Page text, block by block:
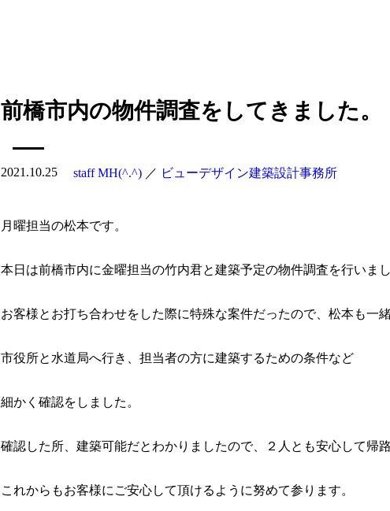
前橋市内の物件調査をしてきました。
2021.10.25 staff MH(^.^) ／ ビューデザイン建築設計事務所
月曜担当の松本です。
本日は前橋市内に金曜担当の竹内君と建築予定の物件調査を行いまし
お客様とお打ち合わせをした際に特殊な案件だったので、松本も一
市役所と水道局へ行き、担当者の方に建築するための条件など
細かく確認をしました。
確認した所、建築可能だとわかりましたので、２人とも安心して帰
これからもお客様にご安心して頂けるように努めて参ります。